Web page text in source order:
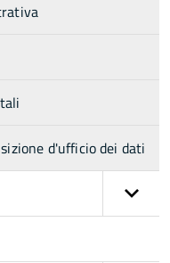
d'ufficio dei dati